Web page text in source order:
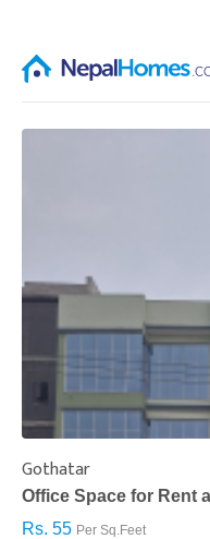
Gothatar
Office Space for Rent
Rs. 55 Per Sq.Feet